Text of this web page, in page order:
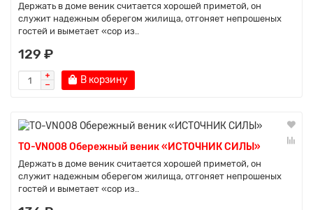
Держать в доме веник считается хорошей приметой, он
служит надежным оберегом жилища, отгоняет непрошеных
гостей и выметает «сор из..
129 ₽
В корзину
TO-VN008 Обережный веник «ИСТОЧНИК СИЛЫ»
Держать в доме веник считается хорошей приметой, он
служит надежным оберегом жилища, отгоняет непрошеных
гостей и выметает «сор из..